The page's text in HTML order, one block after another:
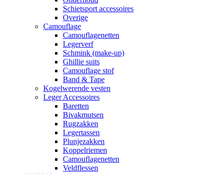
Schietsport accessoires
Overige
Camouflage
Camouflagenetten
Legerverf
Schmink (make-up)
Ghillie suits
Camouflage stof
Band & Tape
Kogelwerende vesten
Leger Accessoires
Baretten
Bivakmutsen
Rugzakken
Legertassen
Plunjezakken
Koppelriemen
Camouflagenetten
Veldflessen